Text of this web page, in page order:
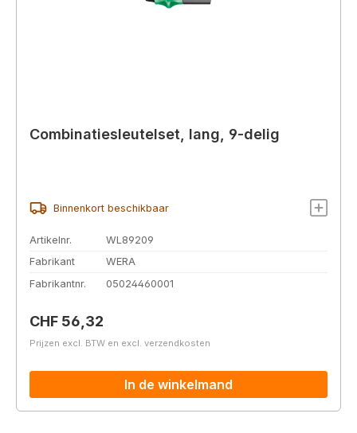
Combinatiesleutelset, lang, 9-delig
Binnenkort beschikbaar
Artikelnr.
WL89209
Fabrikant
WERA
Fabrikantnr.
05024460001
Normale prijs:
CHF 56,32
Prijzen excl. BTW en excl. verzendkosten
In de winkelmand